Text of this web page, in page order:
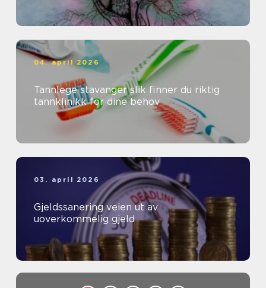
04. april 2026
Tannlege stavanger slik finner du riktig
tannklinikk for dine behov
03. april 2026
Gjeldssanering veien ut av
uoverkommelig gjeld